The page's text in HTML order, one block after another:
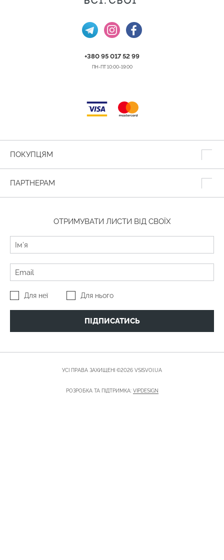
+380 95 017 52 99
ПН-ПТ 10:00-19:00
ПОКУПЦЯМ
ПАРТНЕРАМ
ОТРИМУВАТИ ЛИСТИ ВІД СВОЇХ
Для неї Для нього
ПІДПИСАТИСЬ
УСІ ПРАВА ЗАХИЩЕНІ ©2026 VSISVOI.UA
РОЗРОБКА ТА ПІДТРИМКА: VIPDESIGN